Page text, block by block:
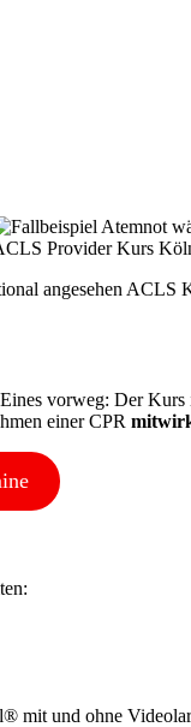
Provider Kurs
angesehen ACLS
vorweg: Der
einer CPR
mit und ohne